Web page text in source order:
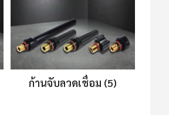
ก้านจับลวดเชื่อม (5)